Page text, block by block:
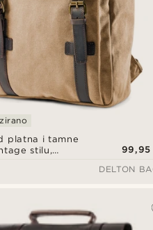
platna i tamne
stilu,
99,95
DELTON